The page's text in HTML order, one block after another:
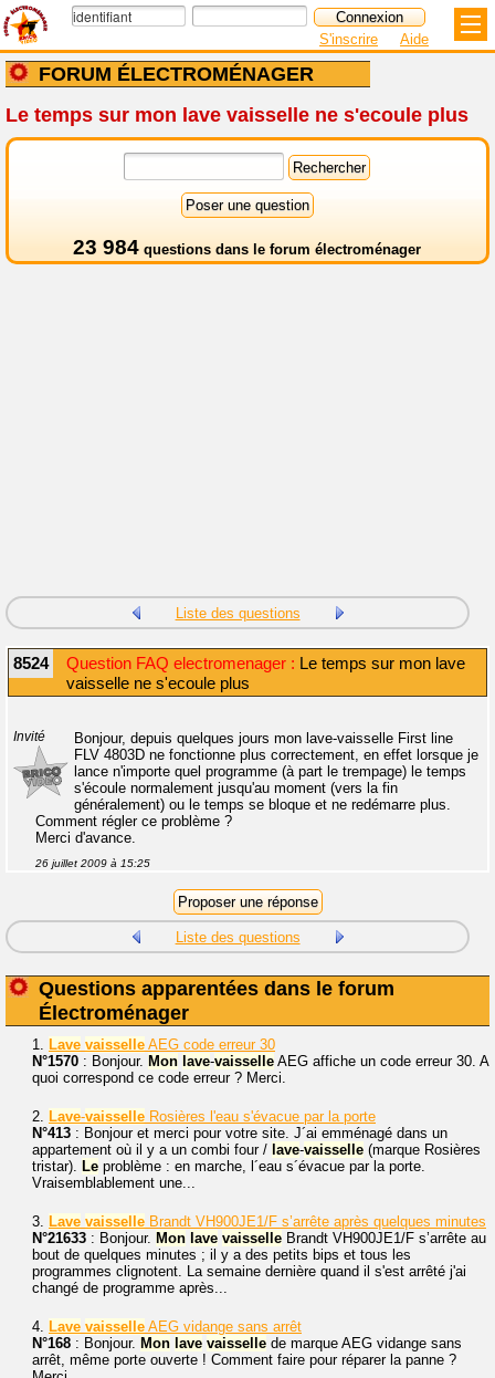
FORUM ÉLECTROMÉNAGER
S'inscrire Aide
Le temps sur mon lave vaisselle ne s'ecoule plus
23 984 questions dans le forum électroménager
Liste des questions
8524 Question FAQ electromenager : Le temps sur mon lave
vaisselle ne s'ecoule plus
Invité
Bonjour, depuis quelques jours mon lave-vaisselle First line
FLV 4803D ne fonctionne plus correctement, en effet lorsque je
lance n'importe quel programme (à part le trempage) le temps
s'écoule normalement jusqu'au moment (vers la fin
généralement) ou le temps se bloque et ne redémarre plus.
Comment régler ce problème ?
Merci d'avance.
26 juillet 2009 à 15:25
Liste des questions
Questions apparentées dans le forum
Électroménager
1. Lave vaisselle AEG code erreur 30
N°1570 : Bonjour. Mon lave-vaisselle AEG affiche un code erreur 30. A
quoi correspond ce code erreur ? Merci.
2. Lave-vaisselle Rosières l'eau s'évacue par la porte
N°413 : Bonjour et merci pour votre site. J´ai emménagé dans un
appartement où il y a un combi four / lave-vaisselle (marque Rosières
tristar). Le problème : en marche, l´eau s´évacue par la porte.
Vraisemblablement une...
3. Lave vaisselle Brandt VH900JE1/F s’arrête après quelques minutes
N°21633 : Bonjour. Mon lave vaisselle Brandt VH900JE1/F s’arrête au
bout de quelques minutes ; il y a des petits bips et tous les
programmes clignotent. La semaine dernière quand il s'est arrêté j'ai
changé de programme après...
4. Lave vaisselle AEG vidange sans arrêt
N°168 : Bonjour. Mon lave vaisselle de marque AEG vidange sans
arrêt, même porte ouverte ! Comment faire pour réparer la panne ?